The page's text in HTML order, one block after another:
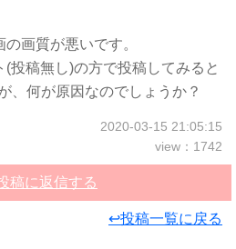
画質が悪いです。
(投稿無し)の方で投稿してみると
、何が原因なのでしょうか？
2020-03-15 21:05:15
view：1742
稿に返信する
↩投稿一覧に戻る